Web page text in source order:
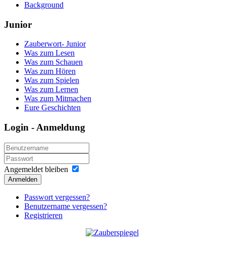
Background
Junior
Zauberwort- Junior
Was zum Lesen
Was zum Schauen
Was zum Hören
Was zum Spielen
Was zum Lernen
Was zum Mitmachen
Eure Geschichten
Login - Anmeldung
Angemeldet bleiben
Anmelden
Passwort vergessen?
Benutzername vergessen?
Registrieren